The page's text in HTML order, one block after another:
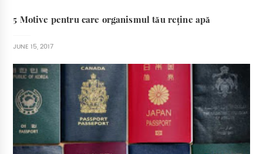
5 Motive pentru care organismul tău reține apă
JUNE 15, 2017